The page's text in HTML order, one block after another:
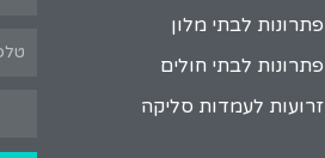
פתרונות לבתי מלון
פתרונות לבתי חולים
זרועות לעמדות סליקה